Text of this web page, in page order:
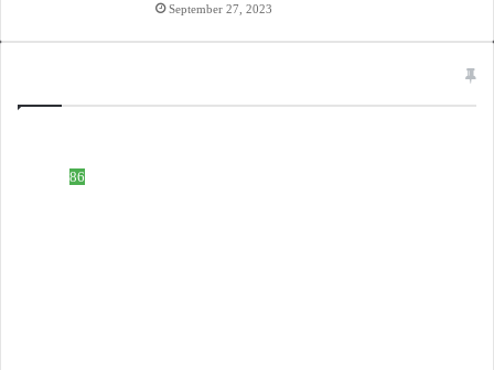
September 27, 2023
86